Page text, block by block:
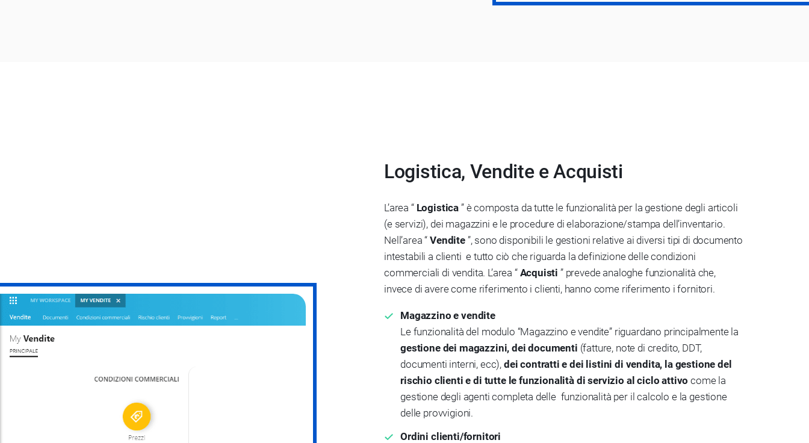
Logistica, Vendite e Acquisti
L’area “ Logistica ” è composta da tutte le funzionalità per la gestione degli articoli
(e servizi), dei magazzini e le procedure di elaborazione/stampa dell’inventario.
Nell’area “Vendite ”, sono disponibili le gestioni relative ai diversi tipi di documento
intestabili a clienti e tutto ciò che riguarda la definizione delle condizioni
commerciali di vendita. L’area “ Acquisti ” prevede analoghe funzionalità che,
invece di avere come riferimento i clienti, hanno come riferimento i fornitori.
Magazzino e vendite
Le funzionalità del modulo “Magazzino e vendite” riguardano principalmente la
gestione dei magazzini, dei documenti (fatture, note di credito, DDT,
documenti interni, ecc), dei contratti e dei listini di vendita, la gestione del
rischio clienti e di tutte le funzionalità di servizio al ciclo attivocome la
gestione degli agenti completa delle funzionalità per il calcolo e la gestione
delle provvigioni.
Ordini clienti/fornitori